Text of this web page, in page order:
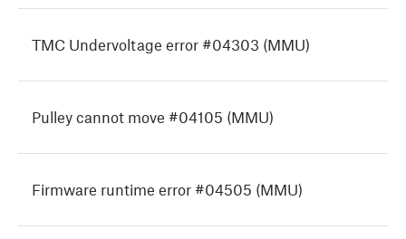
TMC Undervoltage error #04303 (MMU)
Pulley cannot move #04105 (MMU)
Firmware runtime error #04505 (MMU)